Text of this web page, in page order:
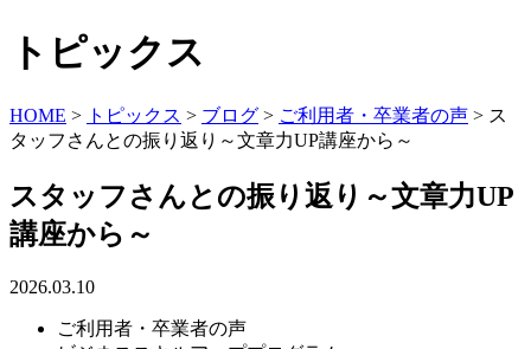
トピックス
HOME > トピックス > ブログ > ご利用者・卒業者の声 > ス
タッフさんとの振り返り～文章力UP講座から～
スタッフさんとの振り返り～文章力UP
講座から～
2026.03.10
ご利用者・卒業者の声